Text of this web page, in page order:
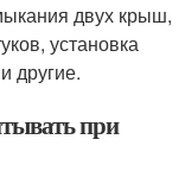
двух крыш,
установка
другие.
при